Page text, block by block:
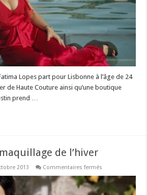
Lopes part pour Lisbonne à l’âge de 24
de Haute Couture ainsi qu’une boutique
prend …
de l’hiver
2013 Commentaires fermés
tendances
maquillage
de